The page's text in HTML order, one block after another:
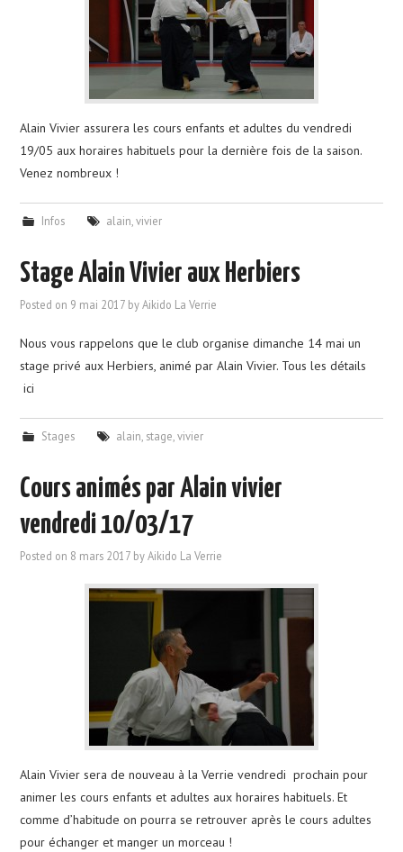
Alain Vivier assurera les cours enfants et adultes du vendredi
19/05 aux horaires habituels pour la dernière fois de la saison.
Venez nombreux !
Infos alain,vivier
Stage Alain Vivier aux Herbiers
Posted on 9 mai 2017 byAikido La Verrie
Nous vous rappelons que le club organise dimanche 14 mai un
stage privé aux Herbiers, animé par Alain Vivier. Tous les détails
ici
Stages alain, stage,vivier
Cours animés par Alain vivier
vendredi 10/03/17
Posted on 8 mars 2017 byAikido La Verrie
Alain Vivier sera de nouveau à la Verrie vendredi prochain pour
animer les cours enfants et adultes aux horaires habituels. Et
comme d’habitude on pourra se retrouver après le cours adultes
pour échanger et manger un morceau !